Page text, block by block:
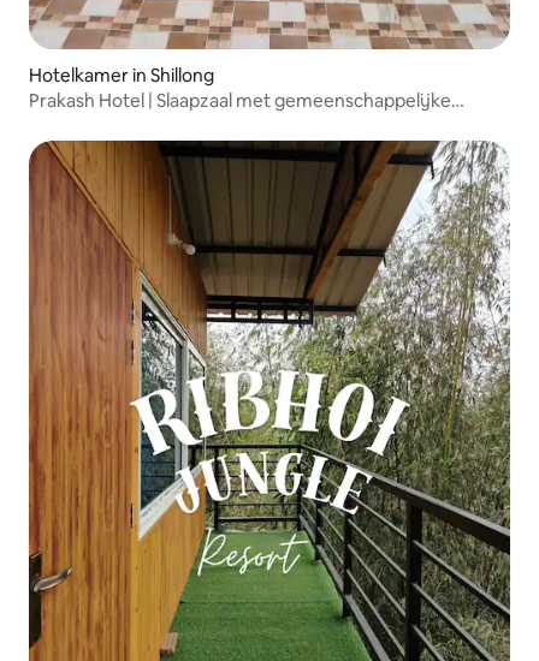
Hotelkamer in Shillong
Prakash Hotel | Slaapzaal met gemeenschappelijke